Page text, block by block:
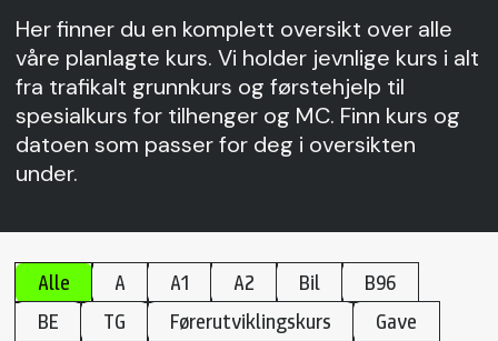
Her finner du en komplett oversikt over alle
våre planlagte kurs. Vi holder jevnlige kurs i alt
fra trafikalt grunnkurs og førstehjelp til
spesialkurs for tilhenger og MC. Finn kurs og
datoen som passer for deg i oversikten
under.
Alle A A1 A2 Bil
B96
BE
TG Førerutviklingskurs Gave